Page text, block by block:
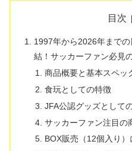
目次
1997年から2026年まで
結！サッカーファン必見
商品概要と基本スペッ
食玩としての特徴
JFA公認グッズとして
サッカーファン注目の
BOX販売（12個入り）